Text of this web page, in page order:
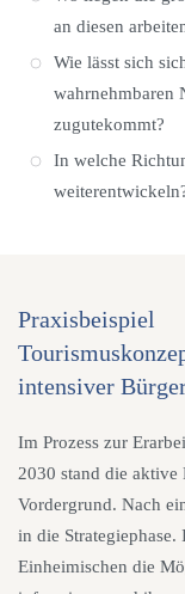
an diesen
Wie lässt sich
wahrnehmbaren
zugutekommt?
In welche
Praxisbeispiel
intensiver
Im Prozess zur
2030 stand die
Vordergrund. Nach
in die Strategiephase.
Einheimischen die